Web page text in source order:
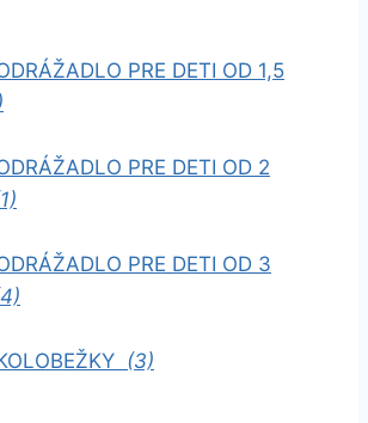
PRE DETI OD 1,5
PRE DETI OD 2
PRE DETI OD 3
(3)